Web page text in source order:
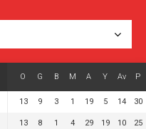
O G B M A Y Av P
13 9 3 1 19 5 14 30
13 8 1 4 29 19 10 25